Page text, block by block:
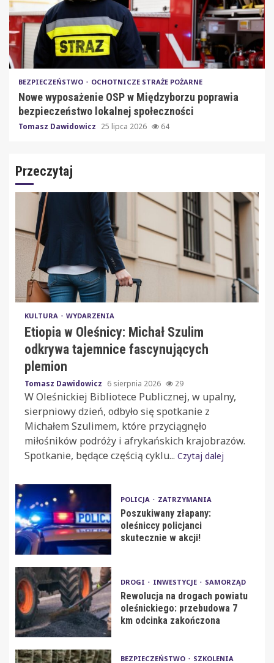
BEZPIECZEŃSTWO OCHOTNICZE STRAŻE POŻARNE
Nowe wyposażenie OSP w Międzyborzu poprawia
bezpieczeństwo lokalnej społeczności
Tomasz Dawidowicz 25 lipca 2026 64
Przeczytaj
KULTURA WYDARZENIA
Etiopia w Oleśnicy: Michał Szulim
odkrywa tajemnice fascynujących
plemion
Tomasz Dawidowicz 6 sierpnia 2026 29
W Oleśnickiej Bibliotece Publicznej, w upalny,
sierpniowy dzień, odbyło się spotkanie z
Michałem Szulimem, które przyciągnęło
miłośników podróży i afrykańskich krajobrazów.
Spotkanie, będące częścią cyklu... Czytaj dalej
POLICJA ZATRZYMANIA
Poszukiwany złapany:
oleśniccy policjanci
skutecznie w akcji!
DROGI INWESTYCJE SAMORZĄD
Rewolucja na drogach powiatu
oleśnickiego: przebudowa 7
km odcinka zakończona
BEZPIECZEŃSTWO SZKOLENIA